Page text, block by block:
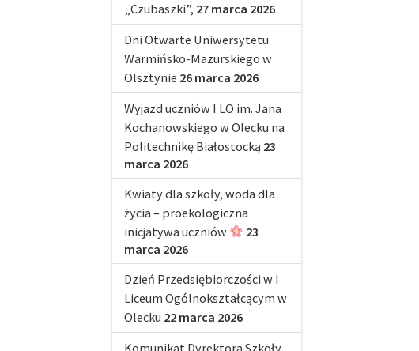
„Czubaszki”, 27 marca 2026
Dni Otwarte Uniwersytetu
Warmińsko-Mazurskiego w
Olsztynie 26 marca 2026
Wyjazd uczniów I LO im. Jana
Kochanowskiego w Olecku na
Politechnikę Białostocką 23
marca 2026
Kwiaty dla szkoły, woda dla
życia – proekologiczna
inicjatywa uczniów
23
marca 2026
Dzień Przedsiębiorczości w I
Liceum Ogólnokształcącym w
Olecku 22 marca 2026